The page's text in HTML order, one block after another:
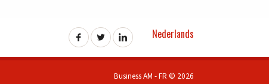
Nederlands
Business AM - FR © 2026